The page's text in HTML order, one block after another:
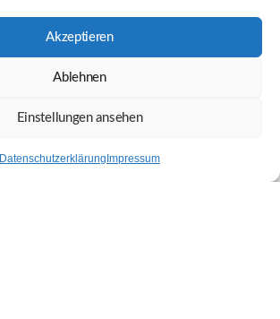
Akzeptieren
Ablehnen
Einstellungen ansehen
Datenschutzerklärung Impressum